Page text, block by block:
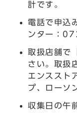
計です。
電話で申込
ンター：
取扱店舗で
さい。取扱
エンススト
プ、ローソ
収集日の午